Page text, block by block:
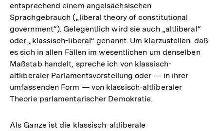
entsprechend einem angelsächsischen
Sprachgebrauch („liberal theory of constitutional
government“). Gelegentlich wird sie auch „altliberal“
oder „klassisch-liberal“ genannt. Um klarzustellen. daß
es sich in allen Fällen im wesentlichen um denselben
Maßstab handelt, spreche ich von klassisch-
altliberaler Parlamentsvorstellung oder — in ihrer
umfassenden Form — von klassisch-altliberaler
Theorie parlamentarischer Demokratie.
Als Ganze ist die klassisch-altliberale